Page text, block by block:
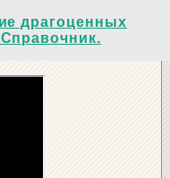
драгоценных